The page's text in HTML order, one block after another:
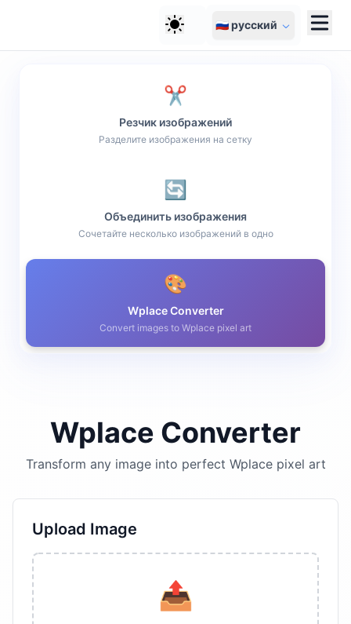
🇷🇺 русский
✂️
Резчик изображений
Разделите изображения на сетку
🔄
Объединить изображения
Сочетайте несколько изображений в одно
🎨
Wplace Converter
Convert images to Wplace pixel art
Wplace Converter
Transform any image into perfect Wplace pixel art
Upload Image
📤